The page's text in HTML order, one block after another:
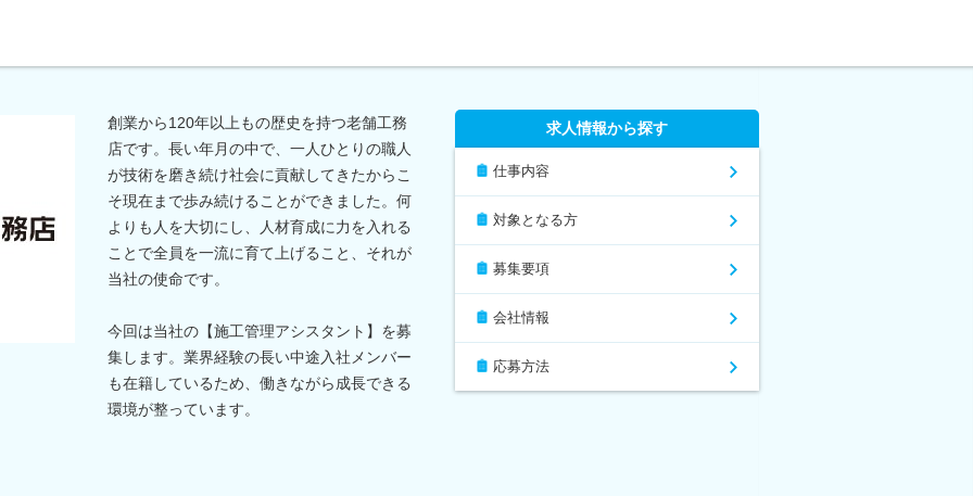
創業から120年以上もの歴史を持つ老舗工務
店です。長い年月の中で、一人ひとりの職人
が技術を磨き続け社会に貢献してきたからこ
そ現在まで歩み続けることができました。何
よりも人を大切にし、人材育成に力を入れる
ことで全員を一流に育て上げること、それが
当社の使命です。
今回は当社の【施工管理アシスタント】を募
集します。業界経験の長い中途入社メンバー
も在籍しているため、働きながら成長できる
環境が整っています。
求人情報から探す
仕事内容
対象となる方
募集要項
会社情報
応募方法